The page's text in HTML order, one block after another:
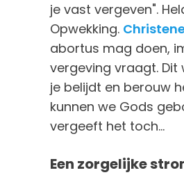
je vast vergeven".
Opwekking.
abortus mag doen,
vergeving vraagt. Dit
je belijdt en berouw
kunnen we Gods
vergeeft het toch…
Een zorgelijke